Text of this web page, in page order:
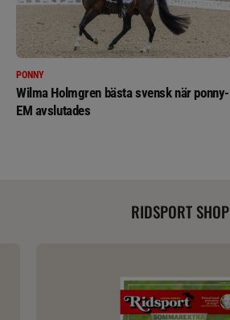
PONNY
Wilma Holmgren bästa svensk när ponny-
EM avslutades
RIDSPORT SHOP